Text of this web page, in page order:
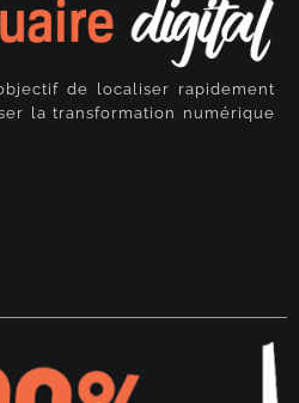
de localiser rapidement
la transformation numérique